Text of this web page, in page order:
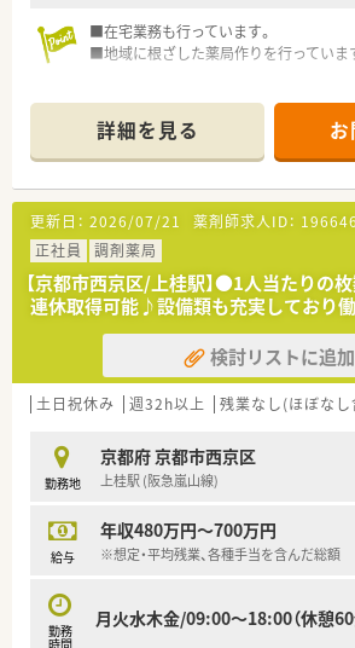
■在宅業務も行っています。
■地域に根ざした薬局作りを行っていま
詳細を見る
更新日： 2026/07/21 薬剤師求人ID： 196646
正社員
調剤薬局
【京都市西京区/上桂駅】●1人当たりの枚
連休取得可能♪設備類も充実しており
検討リストに追加
土日祝休み 週32h以上 残業なし(ほぼなし
勤務地
京都府 京都市西京区
上桂駅 (阪急嵐山線)
給与
年収480万円～700万円
※想定・平均残業、各種手当を含んだ総額
勤務
時間
月火水木金/09:00～18:00（休憩60